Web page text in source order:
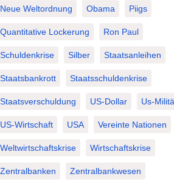
Neue Weltordnung Obama Piigs
Quantitative Lockerung Ron Paul
Schuldenkrise Silber Staatsanleihen
Staatsbankrott Staatsschuldenkrise
Staatsverschuldung US-Dollar Us-
US-Wirtschaft USA Vereinte Nationen
Weltwirtschaftskrise Wirtschaftskrise
Zentralbanken Zentralbankwesen